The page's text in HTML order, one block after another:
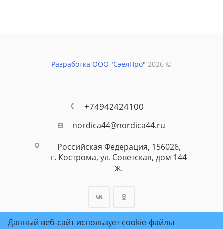
Разработка ООО "СэелПро" 2026 ©
+74942424100
nordica44@nordica44.ru
Российская Федерация, 156026,
г. Кострома, ул. Советская, дом 144
ж.
Данный веб-сайт использует cookie-файлы